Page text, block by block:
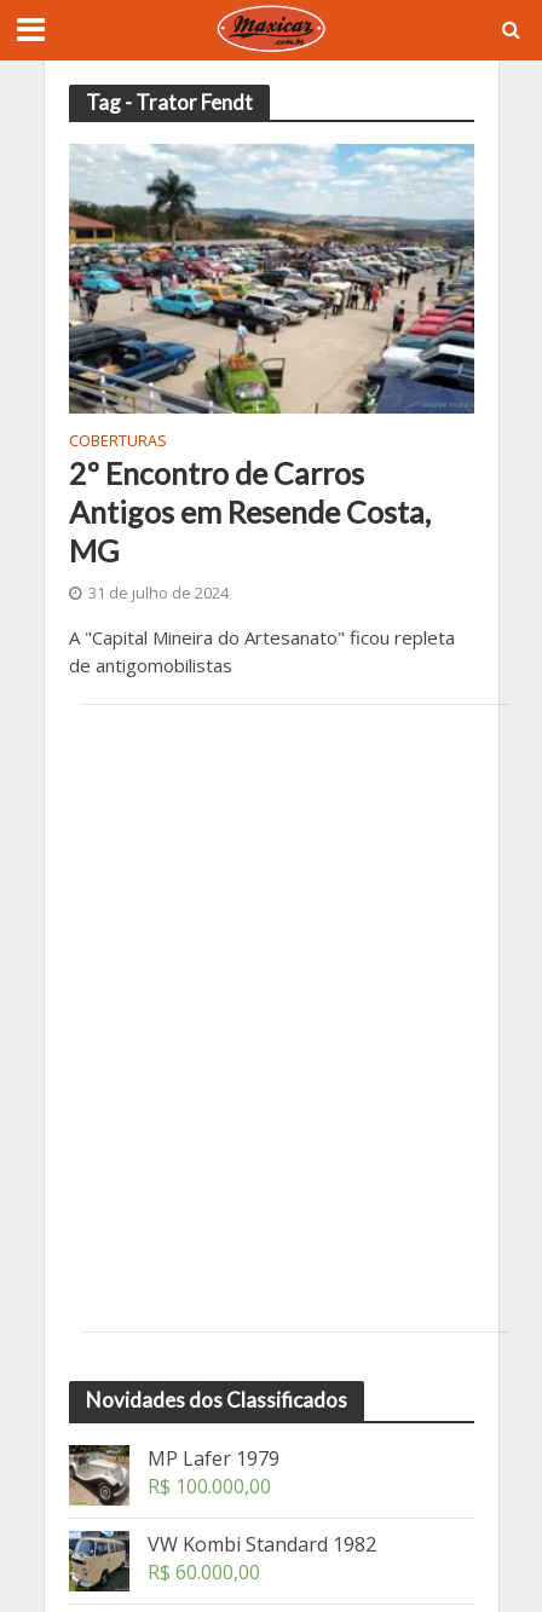
Tag - Trator Fendt
COBERTURAS
2º Encontro de Carros
Antigos em Resende Costa,
MG
31 de julho de 2024
A "Capital Mineira do Artesanato" ficou repleta
de antigomobilistas
Novidades dos Classificados
MP Lafer 1979
R$ 100.000,00
VW Kombi Standard 1982
R$ 60.000,00